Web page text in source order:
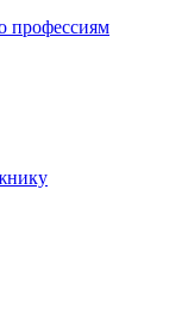
профессиям